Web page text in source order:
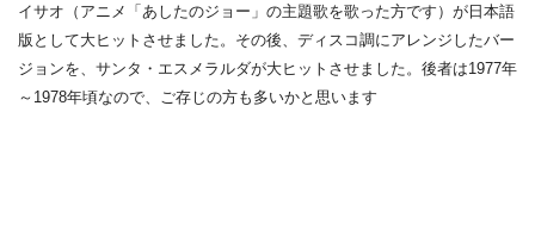
イサオ（アニメ「あしたのジョー」 の主題歌を歌った方です）が日本語
版として大ヒットさせました。 その後、ディスコ調にアレンジしたバー
ジョンを、サンタ・ エスメラルダが大ヒットさせました。後者は1977年
～ 1978年頃なので、ご存じの方も多いかと思います